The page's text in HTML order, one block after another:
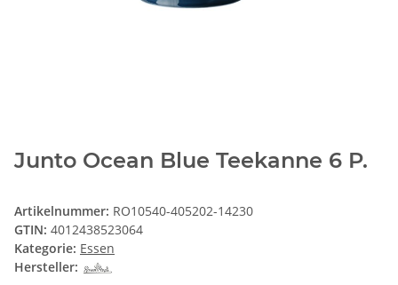
Junto Ocean Blue Teekanne 6 P.
Artikelnummer: RO10540-405202-14230
GTIN: 4012438523064
Kategorie: Essen
Hersteller: